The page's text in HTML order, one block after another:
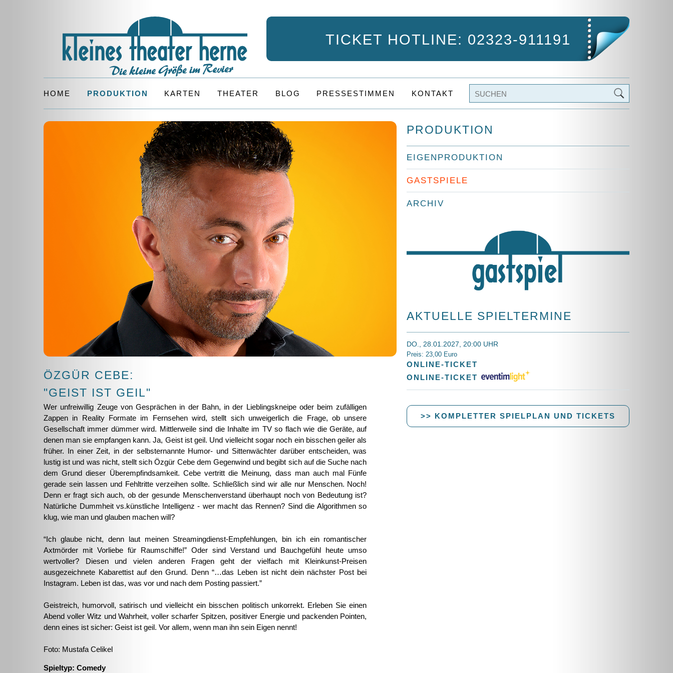
TICKET HOTLINE: 02323-911191
HOME PRODUKTION KARTEN THEATER BLOG PRESSESTIMMEN KONTAKT
ÖZGÜR CEBE:
"GEIST IST GEIL"
Wer unfreiwillig Zeuge von Gesprächen in der Bahn, in der Lieblingskneipe oder beim zufälligen
Zappen in Reality Formate im Fernsehen wird, stellt sich unweigerlich die Frage, ob unsere
Gesellschaft immer dümmer wird. Mittlerweile sind die Inhalte im TV so flach wie die Geräte, auf
denen man sie empfangen kann. Ja, Geist ist geil. Und vielleicht sogar noch ein bisschen geiler als
früher. In einer Zeit, in der selbsternannte Humor- und Sittenwächter darüber entscheiden, was
lustig ist und was nicht, stellt sich Özgür Cebe dem Gegenwind und begibt sich auf die Suche nach
dem Grund dieser Überempfindsamkeit. Cebe vertritt die Meinung, dass man auch mal Fünfe
gerade sein lassen und Fehltritte verzeihen sollte. Schließlich sind wir alle nur Menschen. Noch!
Denn er fragt sich auch, ob der gesunde Menschenverstand überhaupt noch von Bedeutung ist?
Natürliche Dummheit vs.künstliche Intelligenz - wer macht das Rennen? Sind die Algorithmen so
klug, wie man und glauben machen will?
“Ich glaube nicht, denn laut meinen Streamingdienst-Empfehlungen, bin ich ein romantischer
Axtmörder mit Vorliebe für Raumschiffe!” Oder sind Verstand und Bauchgefühl heute umso
wertvoller? Diesen und vielen anderen Fragen geht der vielfach mit Kleinkunst-Preisen
ausgezeichnete Kabarettist auf den Grund. Denn “…das Leben ist nicht dein nächster Post bei
Instagram. Leben ist das, was vor und nach dem Posting passiert.”
Geistreich, humorvoll, satirisch und vielleicht ein bisschen politisch unkorrekt. Erleben Sie einen
Abend voller Witz und Wahrheit, voller scharfer Spitzen, positiver Energie und packenden Pointen,
denn eines ist sicher: Geist ist geil. Vor allem, wenn man ihn sein Eigen nennt!
Foto: Mustafa Celikel
Spieltyp: Comedy
PRODUKTION
EIGENPRODUKTION
GASTSPIELE
ARCHIV
AKTUELLE SPIELTERMINE
DO., 28.01.2027, 20:00 UHR
Preis: 23,00 Euro
ONLINE-TICKET
ONLINE-TICKET
>> KOMPLETTER SPIELPLAN UND TICKETS